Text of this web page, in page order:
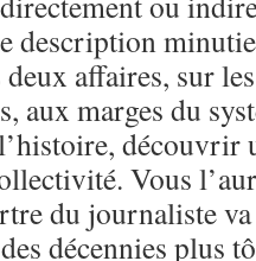
description
affaires, sur
aux marges du
découvrir
Vous
du journaliste
décennies plus